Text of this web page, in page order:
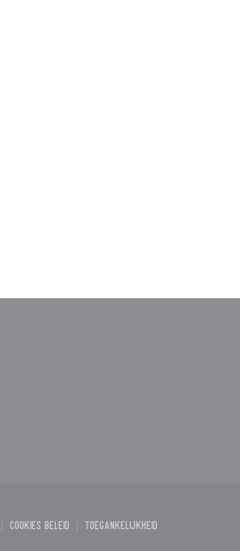
venster))
Cookies beleid
((opent in een nieuw venster))
Toegankelijkheid